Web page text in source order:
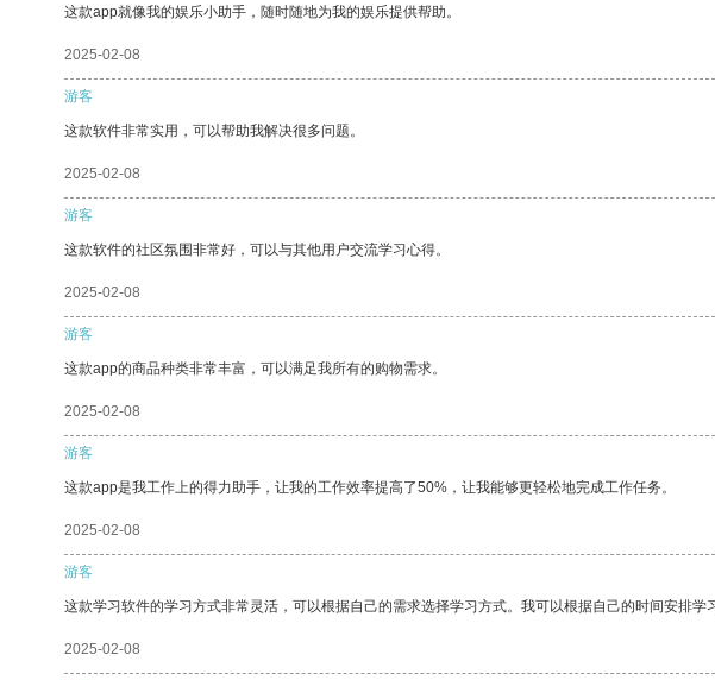
这款app就像我的娱乐小助手，随时随地为我的娱乐提供帮助。
2025-02-08
游客
这款软件非常实用，可以帮助我解决很多问题。
2025-02-08
游客
这款软件的社区氛围非常好，可以与其他用户交流学习心得。
2025-02-08
游客
这款app的商品种类非常丰富，可以满足我所有的购物需求。
2025-02-08
游客
这款app是我工作上的得力助手，让我的工作效率提高了50%，让我能够更轻松地完成工作任务。
2025-02-08
游客
这款学习软件的学习方式非常灵活，可以根据自己的需求选择学习方式。我可以根据自己的时间安排学
2025-02-08